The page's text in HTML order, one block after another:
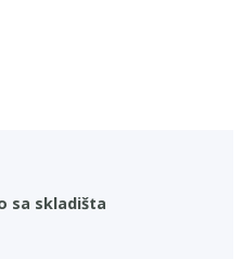
sa skladišta